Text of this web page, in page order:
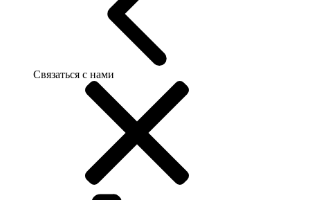
Связаться с нами